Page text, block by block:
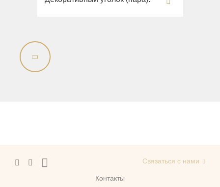
Контакты
Связаться с нами